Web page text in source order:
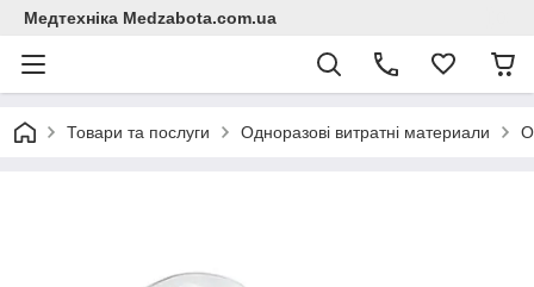
Медтехніка Medzabota.com.ua
Товари та послуги Одноразові витратні материали